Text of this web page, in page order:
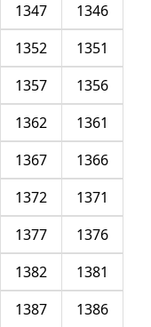
1346
1347
1351
1352
1356
1357
1361
1362
1366
1367
1371
1372
1376
1377
1381
1382
1386
1387